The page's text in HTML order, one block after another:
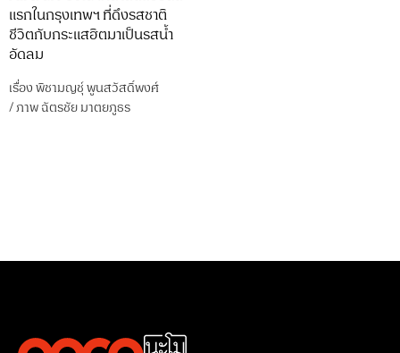
แรกในกรุงเทพฯ ที่ดึงรสชาติ
ชีวิตกับกระแสฮิตมาเป็นรสน้ำ
อัดลม
เรื่องพิชามญชุ์ พูนสวัสดิ์พงศ์
/ภาพฉัตรชัย มาตยภูธร